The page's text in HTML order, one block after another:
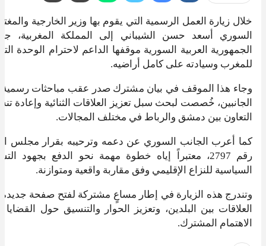
خلال زيارة العمل الرسمية التي يقوم بها وزير الخارجية
السوري أسعد حسن الشيباني إلى المملكة المغربية،
الجمهورية العربية السورية موقفها الداعم لاحترام الوحدة
للمغرب وسيادته على كامل أراضيه.
وجاء هذا الموقف في بيان مشترك صدر عقب مباحثات رسمية
الجانبين، خُصصت لبحث سبل تعزيز العلاقات الثنائية وإعادة
التعاون بين دمشق والرباط في مختلف المجالات.
كما أعرب الجانب السوري عن دعمه وترحيبه بقرار مجلس
رقم 2797، معتبراً إياه خطوة مهمة نحو الدفع بجهود
السياسية للنزاع الإقليمي وفق مقاربة واقعية ومتوازنة.
وتندرج هذه الزيارة في إطار مساعٍ مشتركة لفتح صفحة
العلاقات بين البلدين، وتعزيز الحوار والتنسيق حول
الاهتمام المشترك.